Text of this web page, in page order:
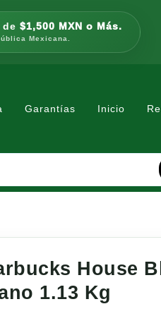
de $1,500 MXN o Más.
Mexicana.
Garantías Inicio
House
1.13 Kg